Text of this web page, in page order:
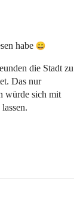
habe
die Stadt zu
Das nur
würde sich mit